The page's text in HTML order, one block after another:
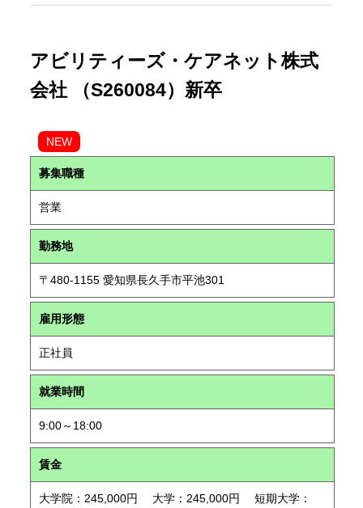
アビリティーズ・ケアネット株式
会社 （S260084）新卒
NEW
募集職種
営業
勤務地
〒480-1155 愛知県長久手市平池301
雇用形態
正社員
就業時間
9:00～18:00
賃金
大学院：245,000円 大学：245,000円 短期大学：